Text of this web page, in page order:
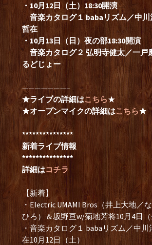
・10月12日（土）18:30開演
音楽カタログ１ babaリズム／中川
哲在
・10月13日（日）夜の部18:30開演
音楽カタログ２ 弘明寺健太／一戸
るどじょー
———————–
★ライブの詳細はこちら★
★オープンマイクの詳細はこちら★
***************
新着ライブ情報
***************
詳細はコチラ
【新着】
・Electric UMAMI Bros（井上大地／
ひろ）＆坂野亘w/菊地芳将10月4日（
・音楽カタログ１ babaリズム／中
在10月12日（土）